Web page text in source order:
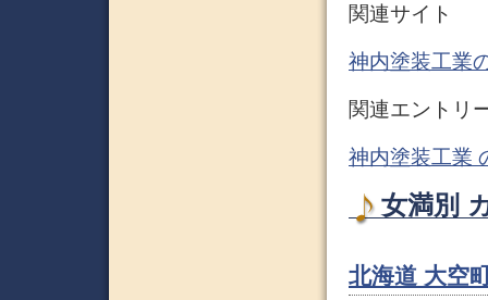
関連サイト
神内塗装工業
関連エントリ
神内塗装工業
女満別
北海道 大空